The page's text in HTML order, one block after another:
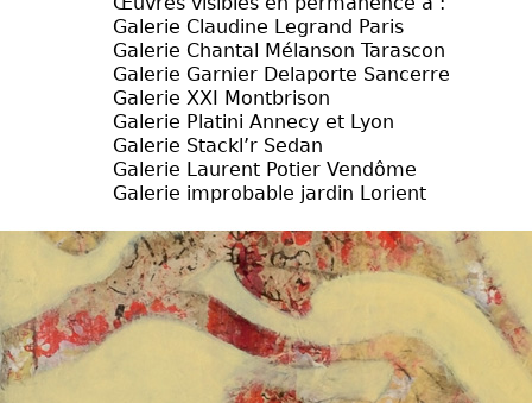
Galerie Claudine Legrand Paris
Galerie Chantal Mélanson Tarascon
Galerie Garnier Delaporte Sancerre
Galerie XXI Montbrison
Galerie Platini Annecy et Lyon
Galerie Stackl’r Sedan
Galerie Laurent Potier Vendôme
Galerie improbable jardin Lorient